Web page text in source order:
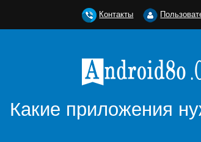
Какие приложения
Контакты